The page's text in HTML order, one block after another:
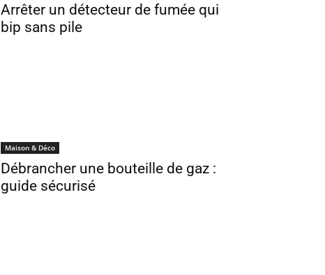
Arrêter un détecteur de fumée qui
bip sans pile
Maison & Déco
Débrancher une bouteille de gaz :
guide sécurisé